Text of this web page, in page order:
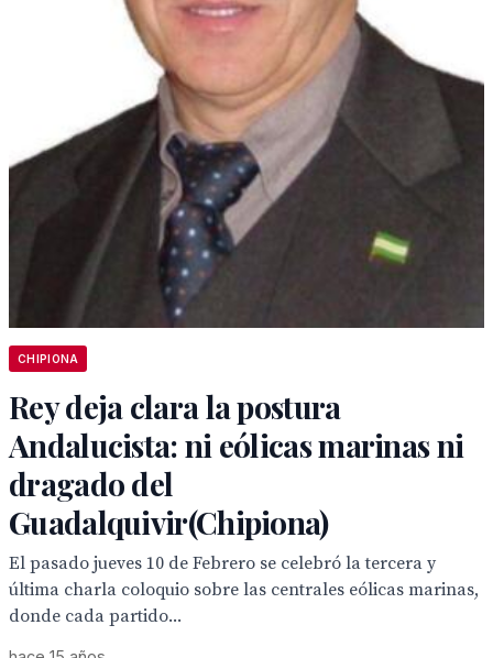
CHIPIONA
Rey deja clara la postura
Andalucista: ni eólicas marinas ni
dragado del
Guadalquivir(Chipiona)
El pasado jueves 10 de Febrero se celebró la tercera y
última charla coloquio sobre las centrales eólicas marinas,
donde cada partido...